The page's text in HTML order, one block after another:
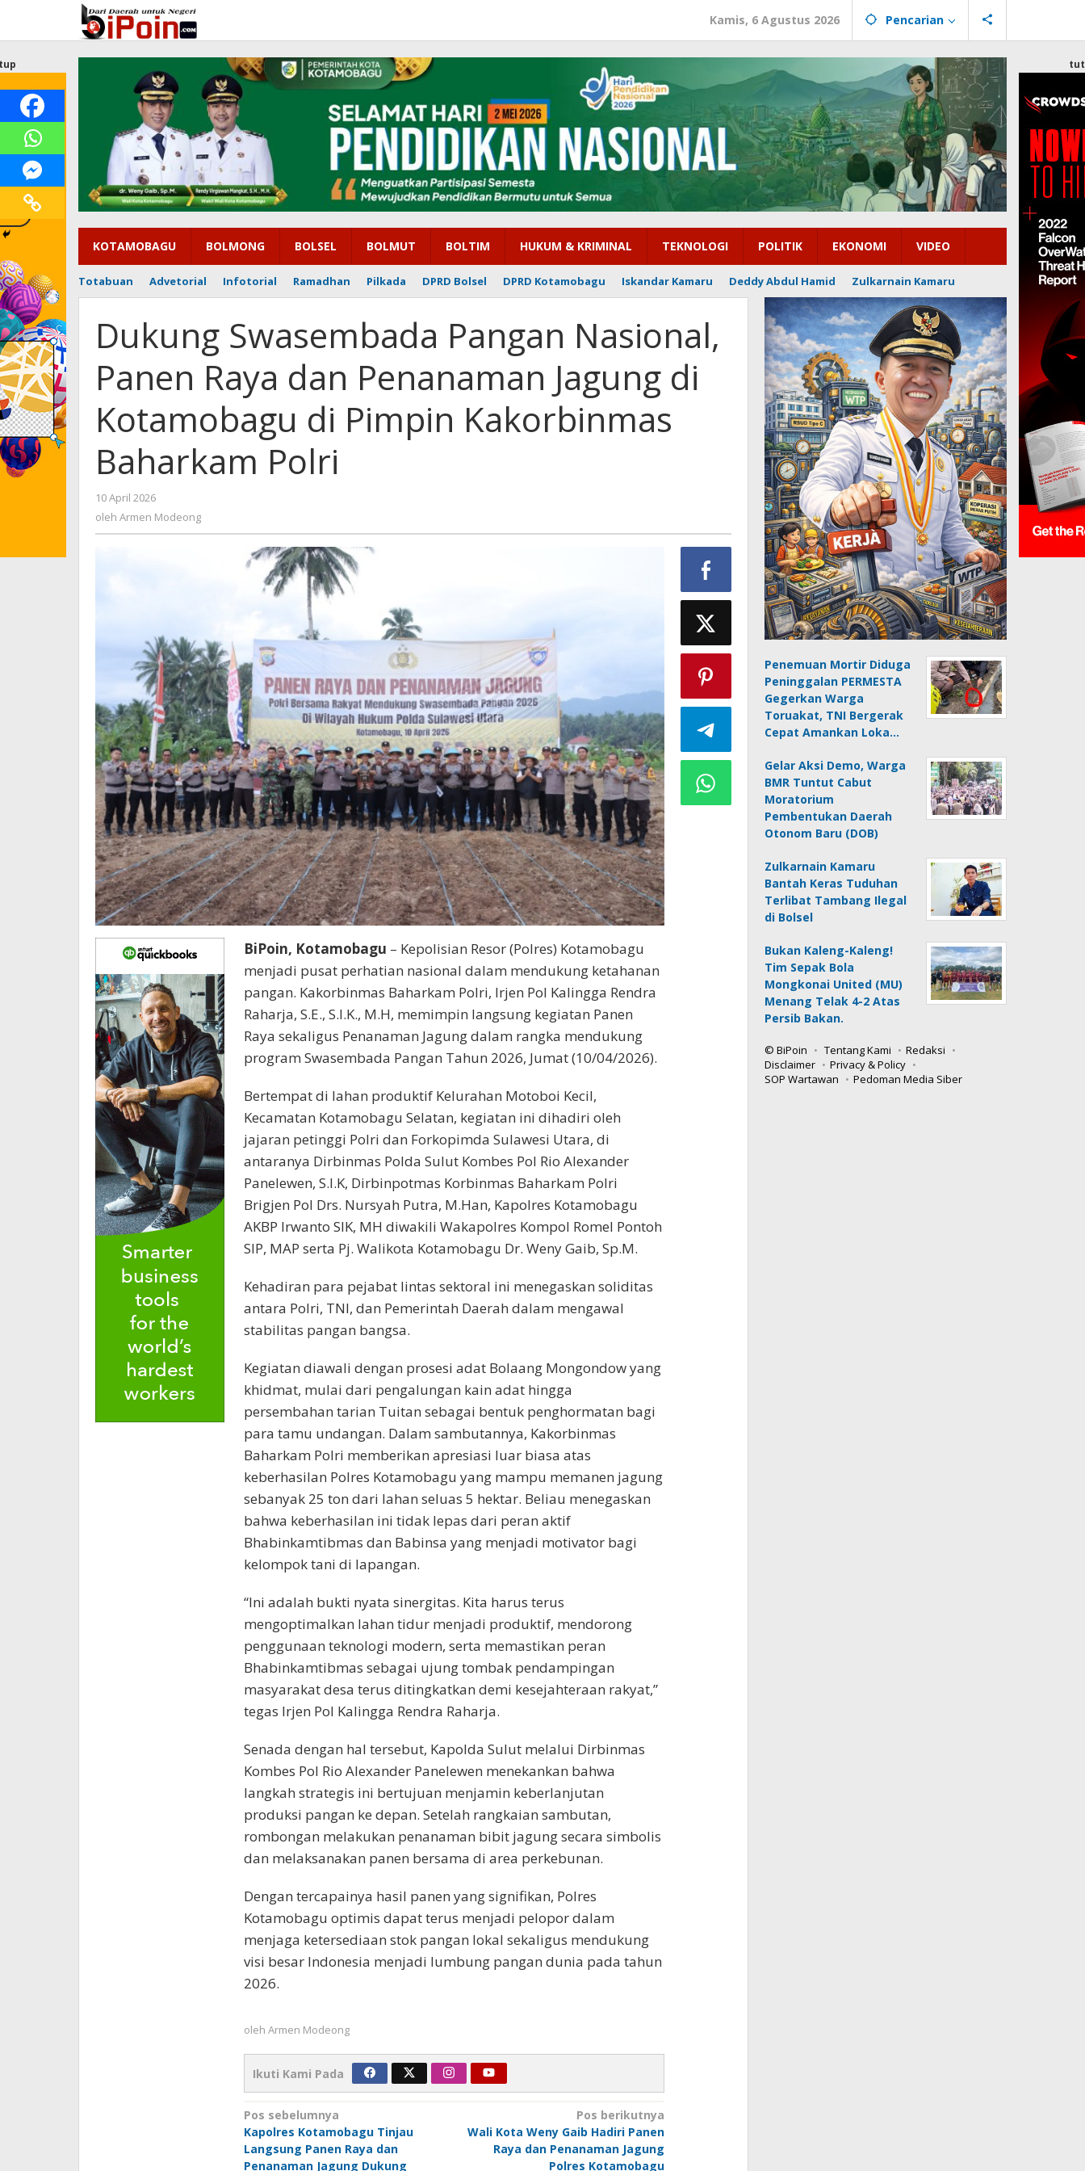
konten
Kamis, 6 Agustus 2026 Pencarian
KOTAMOBAGU BOLMONG BOLSEL BOLMUT BOLTIM HUKUM & KRIMINAL TEKNOLOGI POLITIK EKONOMI VIDEO
Totabuan Advetorial Infotorial Ramadhan Pilkada DPRD Bolsel DPRD Kotamobagu Iskandar Kamaru Deddy Abdul Hamid Zulkarnain Kamaru
Dukung Swasembada Pangan Nasional,
Panen Raya dan Penanaman Jagung di
Kotamobagu di Pimpin Kakorbinmas
Baharkam Polri
10 April 2026
Armen
oleh Armen Modeong
BiPoin, Kotamobagu – Kepolisian Resor (Polres) Kotamobagu
menjadi pusat perhatian nasional dalam mendukung ketahanan
pangan. Kakorbinmas Baharkam Polri, Irjen Pol Kalingga Rendra
Raharja, S.E., S.I.K., M.H, memimpin langsung kegiatan Panen
Raya sekaligus Penanaman Jagung dalam rangka mendukung
program Swasembada Pangan Tahun 2026, Jumat (10/04/2026).
Bertempat di lahan produktif Kelurahan Motoboi Kecil,
Kecamatan Kotamobagu Selatan, kegiatan ini dihadiri oleh
jajaran petinggi Polri dan Forkopimda Sulawesi Utara, di
antaranya Dirbinmas Polda Sulut Kombes Pol Rio Alexander
Panelewen, S.I.K, Dirbinpotmas Korbinmas Baharkam Polri
Brigjen Pol Drs. Nursyah Putra, M.Han, Kapolres Kotamobagu
AKBP Irwanto SIK, MH diwakili Wakapolres Kompol Romel Pontoh
SIP, MAP serta Pj. Walikota Kotamobagu Dr. Weny Gaib, Sp.M.
Kehadiran para pejabat lintas sektoral ini menegaskan soliditas
antara Polri, TNI, dan Pemerintah Daerah dalam mengawal
stabilitas pangan bangsa.
Kegiatan diawali dengan prosesi adat Bolaang Mongondow yang
khidmat, mulai dari pengalungan kain adat hingga
persembahan tarian Tuitan sebagai bentuk penghormatan bagi
para tamu undangan. Dalam sambutannya, Kakorbinmas
Baharkam Polri memberikan apresiasi luar biasa atas
keberhasilan Polres Kotamobagu yang mampu memanen jagung
sebanyak 25 ton dari lahan seluas 5 hektar. Beliau menegaskan
bahwa keberhasilan ini tidak lepas dari peran aktif
Bhabinkamtibmas dan Babinsa yang menjadi motivator bagi
kelompok tani di lapangan.
“Ini adalah bukti nyata sinergitas. Kita harus terus
mengoptimalkan lahan tidur menjadi produktif, mendorong
penggunaan teknologi modern, serta memastikan peran
Bhabinkamtibmas sebagai ujung tombak pendampingan
masyarakat desa terus ditingkatkan demi kesejahteraan rakyat,”
tegas Irjen Pol Kalingga Rendra Raharja.
Senada dengan hal tersebut, Kapolda Sulut melalui Dirbinmas
Kombes Pol Rio Alexander Panelewen menekankan bahwa
langkah strategis ini bertujuan menjamin keberlanjutan
produksi pangan ke depan. Setelah rangkaian sambutan,
rombongan melakukan penanaman bibit jagung secara simbolis
dan melaksanakan panen bersama di area perkebunan.
Dengan tercapainya hasil panen yang signifikan, Polres
Kotamobagu optimis dapat terus menjadi pelopor dalam
menjaga ketersediaan stok pangan lokal sekaligus mendukung
visi besar Indonesia menjadi lumbung pangan dunia pada tahun
2026.
oleh Armen Modeong
Ikuti Kami Pada
Navigasi
pos
Pos sebelumnya
Kapolres Kotamobagu Tinjau
Langsung Panen Raya dan
Penanaman Jagung Dukung
Pos berikutnya
Wali Kota Weny Gaib Hadiri Panen
Raya dan Penanaman Jagung
Polres Kotamobagu
Penemuan Mortir Diduga
Peninggalan PERMESTA
Gegerkan Warga
Toruakat, TNI Bergerak
Cepat Amankan Loka…
Gelar Aksi Demo, Warga
BMR Tuntut Cabut
Moratorium
Pembentukan Daerah
Otonom Baru (DOB)
Zulkarnain Kamaru
Bantah Keras Tuduhan
Terlibat Tambang Ilegal
di Bolsel
Bukan Kaleng-Kaleng!
Tim Sepak Bola
Mongkonai United (MU)
Menang Telak 4-2 Atas
Persib Bakan.
© BiPoin Tentang Kami
Redaksi
Disclaimer
Privacy & Policy
SOP Wartawan
Pedoman Media Siber